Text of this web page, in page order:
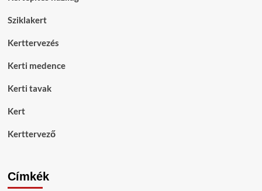
Sziklakert
Kerttervezés
Kerti medence
Kerti tavak
Kert
Kerttervező
Címkék